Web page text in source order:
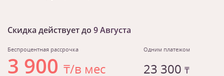
Скидка действует до 9 Августа
Беспроцентная рассрочка
3 900 ₸/в мес
Одним платежом
23 300 ₸